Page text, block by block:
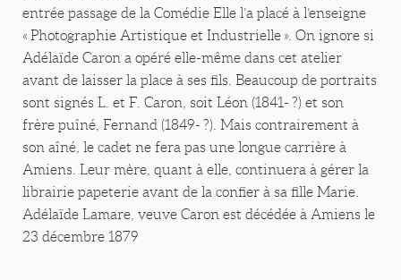
entrée passage de la Comédie Elle l’a placé à l’enseigne
« Photographie Artistique et Industrielle ». On ignore si
Adélaïde Caron a opéré elle-même dans cet atelier
avant de laisser la place à ses fils. Beaucoup de portraits
sont signés L. et F. Caron, soit Léon (1841- ?) et son
frère puîné, Fernand (1849- ?). Mais contrairement à
son aîné, le cadet ne fera pas une longue carrière à
Amiens. Leur mère, quant à elle, continuera à gérer la
librairie papeterie avant de la confier à sa fille Marie.
Adélaïde Lamare, veuve Caron est décédée à Amiens le
23 décembre 1879